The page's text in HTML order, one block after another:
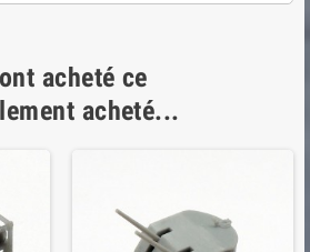
acheté ce
acheté...